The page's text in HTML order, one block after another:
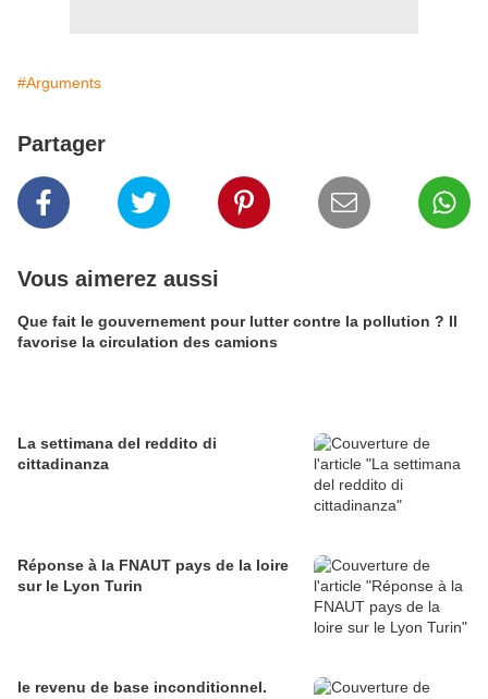
#Arguments
Partager
Vous aimerez aussi
Que fait le gouvernement pour lutter contre la pollution ? Il
favorise la circulation des camions
La settimana del reddito di
cittadinanza
Réponse à la FNAUT pays de la loire
sur le Lyon Turin
le revenu de base inconditionnel.